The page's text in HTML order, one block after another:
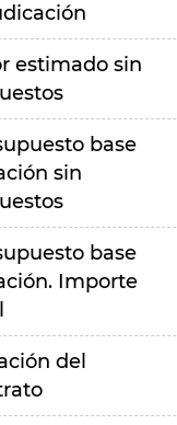
estimado sin
base
sin
base
Importe
del